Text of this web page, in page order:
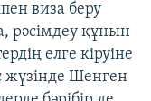
виза беру
рәсімдеу құнын
елге кіруіне
жүзінде Шенген